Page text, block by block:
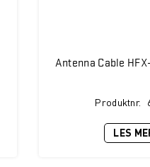
Antenna Cable
Produktnr.
LES